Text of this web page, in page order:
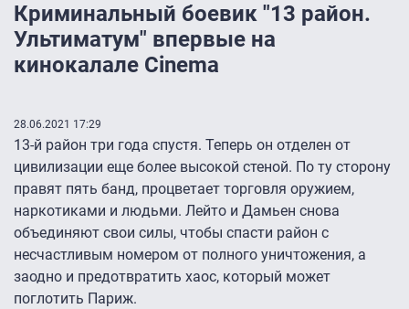
Криминальный боевик "13 район.
Ультиматум" впервые на
кинокалале Cinema
28.06.2021 17:29
13-й район три года спустя. Теперь он отделен от
цивилизации еще более высокой стеной. По ту сторону
правят пять банд, процветает торговля оружием,
наркотиками и людьми. Лейто и Дамьен снова
объединяют свои силы, чтобы спасти район с
несчастливым номером от полного уничтожения, а
заодно и предотвратить хаос, который может
поглотить Париж.